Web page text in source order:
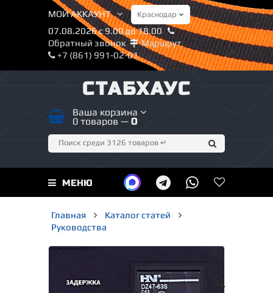
МОЙ АККАУНТ
07.08.2026 с 9.00 до 18.00
Обратный звонок
Маршрут
+7 (861) 991-02-01
СТАБХАУС
Ваша корзина
0 товаров — 0
МЕНЮ
Главная
Каталог статей
Руководства